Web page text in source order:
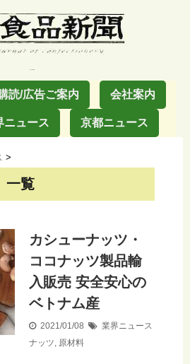
読/広告ご案内 会社案内
ニュース 京都ニュース
>
一覧
カシューナッツ・
ココナッツ製品輸
入販売 安全安心の
ベトナム産
2021/01/08
業界ニュース
ナッツ, 原材料